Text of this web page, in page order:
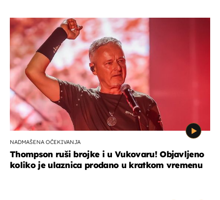
NADMAŠENA OČEKIVANJA
Thompson ruši brojke i u Vukovaru! Objavljeno
koliko je ulaznica prodano u kratkom vremenu